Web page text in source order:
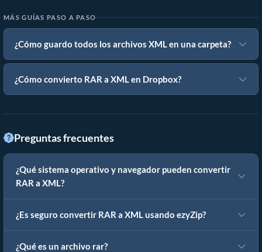
MÁS GUÍAS PASO A PASO
¿Cómo guardo todos los archivos XML en una carpeta?
¿Cómo convierto RAR a XML en Dropbox?
Preguntas frecuentes
¿Qué sistema operativo y navegador pueden convertir
RAR a XML?
¿Es seguro convertir RAR a XML usando ezyZip?
¿Qué es un archivo rar?